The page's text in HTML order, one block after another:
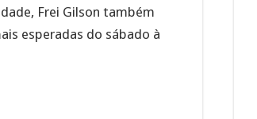
Frei Gilson também
esperadas do sábado à